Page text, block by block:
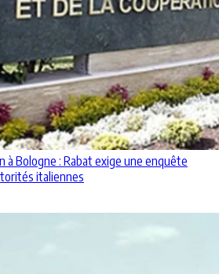
à Bologne : Rabat exige une enquête
italiennes